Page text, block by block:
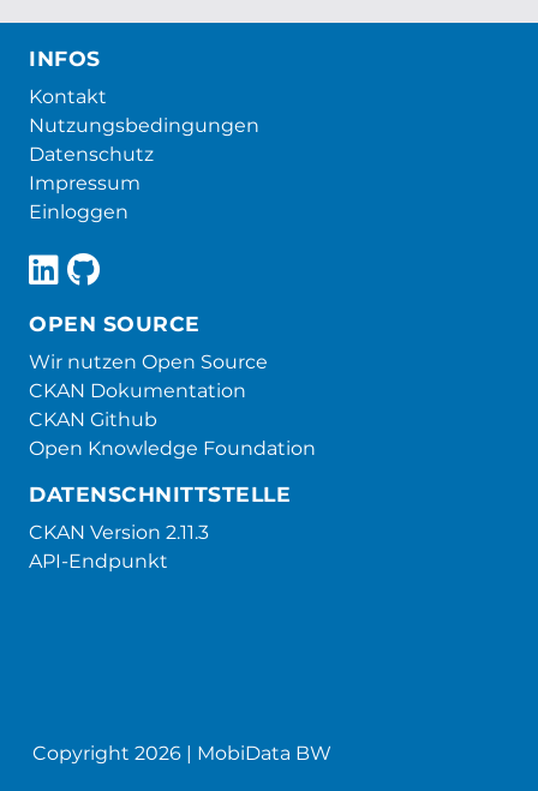
INFOS
Kontakt
Nutzungsbedingungen
Datenschutz
Impressum
Einloggen
OPEN SOURCE
Wir nutzen Open Source
CKAN Dokumentation
CKAN Github
Open Knowledge Foundation
DATENSCHNITTSTELLE
CKAN Version 2.11.3
API-Endpunkt
Copyright 2026 | MobiData BW